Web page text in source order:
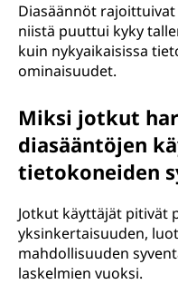
Diasäännöt
niistä puuttui kyky
kuin nykyaikaisissa
ominaisuudet.
Miksi jotkut
diasääntöjen
tietokoneiden
Jotkut käyttäjät pitivät
yksinkertaisuuden,
mahdollisuuden
laskelmien vuoksi.